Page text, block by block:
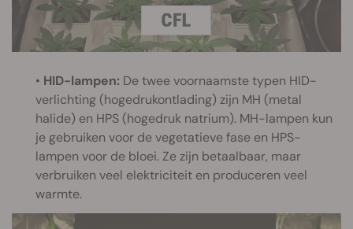
• HID-lampen: De twee voornaamste typen HID-
verlichting (hogedrukontlading) zijn MH (metal
halide) en HPS (hogedruk natrium). MH-lampen kun
je gebruiken voor de vegetatieve fase en HPS-
lampen voor de bloei. Ze zijn betaalbaar, maar
verbruiken veel elektriciteit en produceren veel
warmte.